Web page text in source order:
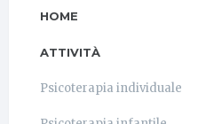
HOME
ATTIVITÀ
Psicoterapia individuale